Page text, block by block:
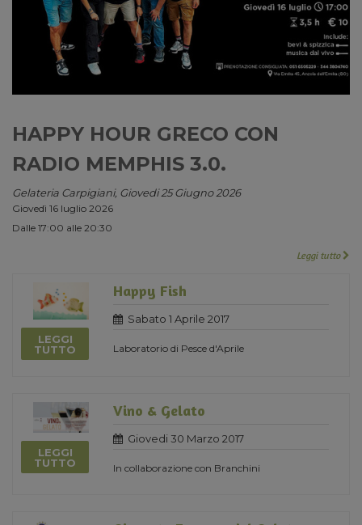
HAPPY HOUR GRECO CON
RADIO MEMPHIS 3.0.
Gelateria Carpigiani, Giovedi 25 Giugno 2026
Giovedì 16 luglio 2026
Dalle 17:00 alle 20:30
Leggi tutto
LEGGI
TUTTO
Happy Fish
Sabato 1 Aprile 2017
Laboratorio di Pesce d'Aprile
LEGGI
TUTTO
Vino & Gelato
Giovedi 30 Marzo 2017
In collaborazione con Branchini